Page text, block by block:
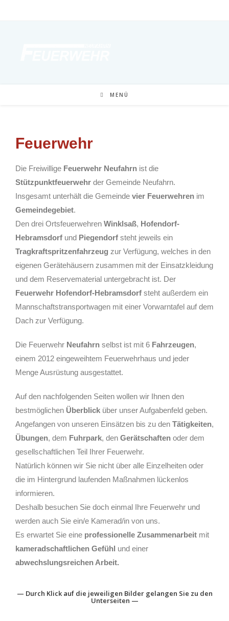
MENÜ
Feuerwehr
Die Freiwillige Feuerwehr Neufahrn ist die
Stützpunktfeuerwehr der Gemeinde Neufahrn.
Insgesamt unterhält die Gemeinde vier Feuerwehren im
Gemeindegebiet.
Den drei Ortsfeuerwehren Winklsaß, Hofendorf-
Hebramsdorf und Piegendorf steht jeweils ein
Tragkraftspritzenfahrzeug zur Verfügung, welches in den
eigenen Gerätehäusern zusammen mit der Einsatzkleidung
und dem Reservematerial untergebracht ist. Der
Feuerwehr Hofendorf-Hebramsdorf steht außerdem ein
Mannschaftstransportwagen mit einer Vorwarntafel auf dem
Dach zur Verfügung.
Die Feuerwehr Neufahrn selbst ist mit 6 Fahrzeugen,
einem 2012 eingeweihtem Feuerwehrhaus und jeder
Menge Ausrüstung ausgestattet.
Auf den nachfolgenden Seiten wollen wir Ihnen den
bestmöglichen Überblick über unser Aufgabenfeld geben.
Angefangen von unseren Einsätzen bis zu den Tätigkeiten,
Übungen, dem Fuhrpark, den Gerätschaften oder dem
gesellschaftlichen Teil Ihrer Feuerwehr.
Natürlich können wir Sie nicht über alle Einzelheiten oder
die im Hintergrund laufenden Maßnahmen lückenlos
informieren.
Deshalb besuchen Sie doch einmal Ihre Feuerwehr und
werden auch Sie ein/e Kamerad/in von uns.
Es erwartet Sie eine professionelle Zusammenarbeit mit
kameradschaftlichen Gefühl und einer
abwechslungsreichen Arbeit.
— Durch Klick auf die jeweiligen Bilder gelangen Sie zu den
Unterseiten —